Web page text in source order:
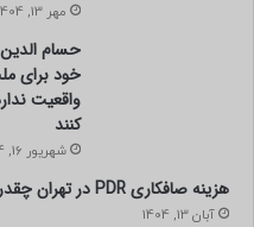
مهر 13, 1404
حسام
خود برای
واقعیت
کنند
شهریور 16, 1404
هزینه صافکاری PDR در تهران چقدر است؟
آبان 13, 1404